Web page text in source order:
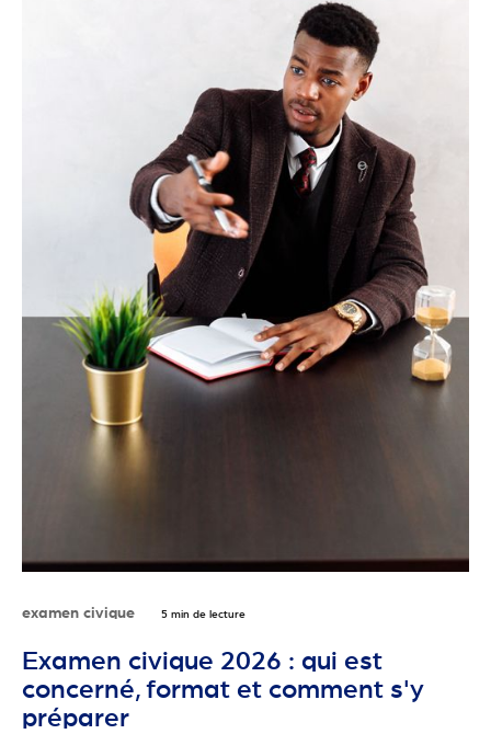
examen civique 5 min de lecture
Examen civique 2026 : qui est
concerné, format et comment s'y
préparer